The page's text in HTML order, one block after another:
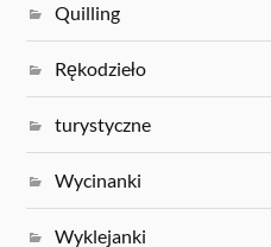
Quilling
Rękodzieło
turystyczne
Wycinanki
Wyklejanki